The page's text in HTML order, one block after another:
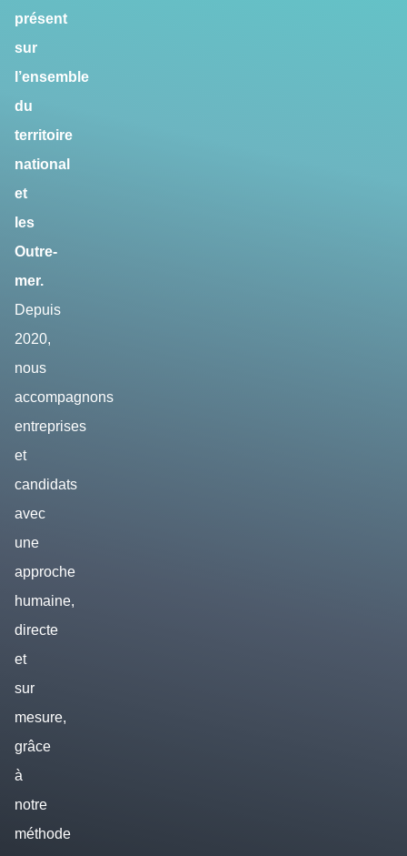
présent
sur
l’ensemble
du
territoire
national
et
les
Outre-
mer.
Depuis
2020,
nous
accompagnons
entreprises
et
candidats
avec
une
approche
humaine,
directe
et
sur
mesure,
grâce
à
notre
méthode